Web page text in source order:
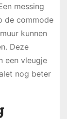
messing
de commode
kunnen
Deze
een vleugje
nog beter